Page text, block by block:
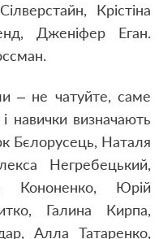
Крістіна
Дженіфер Еган.
– не чатуйте, саме
навички визначають
Бєлорусець, Наталя
Негребецький,
Кононенко, Юрій
Галина Кирпа,
Алла Татаренко,